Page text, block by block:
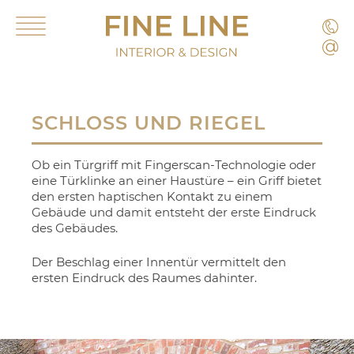
FINE
Interior
GmbH
LINE
Interior
GmbH
is
Primary
Schloss
und
Riegel
SCHLOSS UND RIEGEL
Ob ein Türgriff mit Fingerscan-Technologie oder
eine Türklinke an einer Haustüre – ein Griff bietet
den ersten haptischen Kontakt zu einem
Gebäude und damit entsteht der erste Eindruck
des Gebäudes.
Der Beschlag einer Innentür vermittelt den
ersten Eindruck des Raumes dahinter.